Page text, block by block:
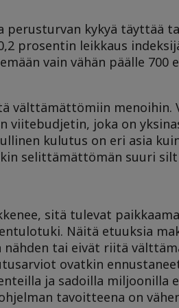
perusturvan kykyä täyttää
prosentin leikkaus
vain vähän päälle 700
välttämättömiin menoihin.
joka on
kulutus on eri asia
selittämättömän suuri
sitä tulevat
Näitä etuuksia
tai eivät riitä
ovatkin
ja sadoilla miljoonilla
tavoitteena on